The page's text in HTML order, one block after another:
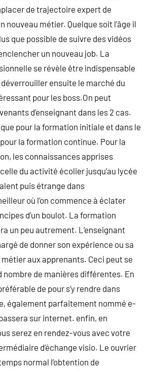
de trajectoire expert de
nouveau métier. Quelque soit l’âge il
que possible de suivre des vidéos
un nouveau job. La
se révèle être indispensable
ensuite le marché du
pour les boss.On peut
d’enseignant dans les 2 cas.
pour la formation initiale et dans le
la formation continue. Pour la
les connaissances apprises
du activité écolier jusqu’au lycée
puis étrange dans
où l’on commence à éclater
d’un boulot. La formation
un peu autrement. L’enseignant
de donner son expérience ou sa
aux apprenants. Ceci peut se
nombre de manières différentes. En
de pour s’y rendre dans
également parfaitement nommé e-
sur internet. enfin, en
serez en rendez-vous avec votre
d’échange visio. Le ouvrier
normal l’obtention de